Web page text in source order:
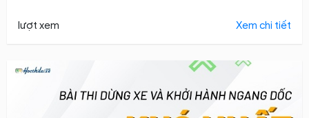
lượt xem Xem chi tiết